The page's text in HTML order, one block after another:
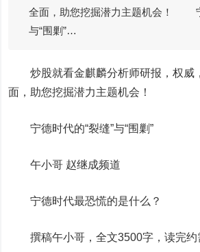
全面，助您挖掘潜力主题机会！
与“围剿”…
炒股就看金麒麟分析师研报，权威
面，助您挖掘潜力主题机会！
宁德时代的“裂缝”与“围剿”
午小哥 赵继成频道
宁德时代最恐慌的是什么？
撰稿午小哥，全文3500字，读完约